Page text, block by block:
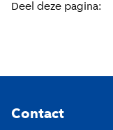
Deel deze pagina:
Contact